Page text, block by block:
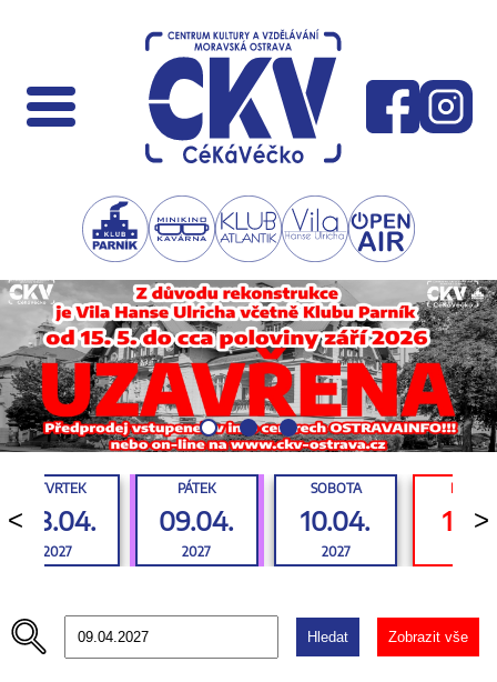
<
ČTVRTEK
08.04.
2027
PÁTEK
09.04.
2027
SOBOTA
10.04.
2027
>
Hledat Zobrazit vše